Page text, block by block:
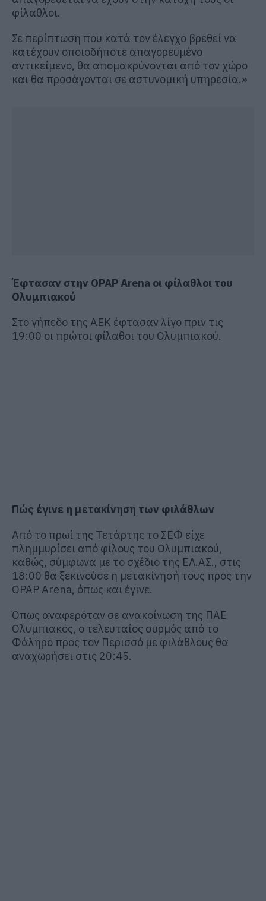
φίλαθλοι.
Σε περίπτωση που κατά τον έλεγχο βρεθεί να
κατέχουν οποιοδήποτε απαγορευμένο
αντικείμενο, θα απομακρύνονται από τον χώρο
και θα προσάγονται σε αστυνομική υπηρεσία.»
Έφτασαν στην OPAP Arena οι φίλαθλοι του
Ολυμπιακού
Στο γήπεδο της ΑΕΚ έφτασαν λίγο πριν τις
19:00 οι πρώτοι φίλαθοι του Ολυμπιακού.
Πώς έγινε η μετακίνηση των φιλάθλων
Από το πρωί της Τετάρτης το ΣΕΦ είχε
πλημμυρίσει από φίλους του Ολυμπιακού,
καθώς, σύμφωνα με το σχέδιο της ΕΛ.ΑΣ., στις
18:00 θα ξεκινούσε η μετακίνησή τους προς την
OPAP Arena, όπως και έγινε.
Όπως αναφερόταν σε ανακοίνωση της ΠΑΕ
Ολυμπιακός, ο τελευταίος συρμός από το
Φάληρο προς τον Περισσό με φιλάθλους θα
αναχωρήσει στις 20:45.